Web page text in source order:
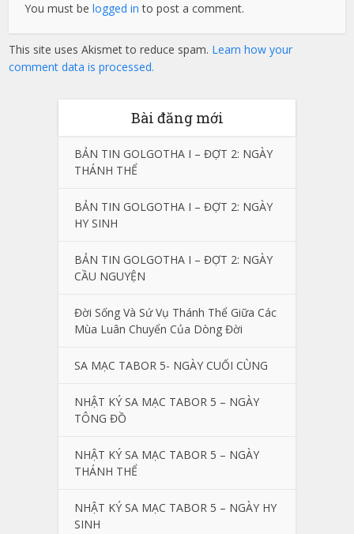
You must belogged in to post a comment.
This site uses Akismet to reduce spam. Learn how your
comment data is processed.
Bài đăng mới
BẢN TIN GOLGOTHA I – ĐỢT 2: NGÀY
THÁNH THỂ
BẢN TIN GOLGOTHA I – ĐỢT 2: NGÀY
HY SINH
BẢN TIN GOLGOTHA I – ĐỢT 2: NGÀY
CẦU NGUYỆN
Đời Sống Và Sứ Vụ Thánh Thể Giữa Các
Mùa Luân Chuyển Của Dòng Đời
SA MẠC TABOR 5- NGÀY CUỐI CÙNG
NHẬT KÝ SA MẠC TABOR 5 – NGÀY
TÔNG ĐỒ
NHẬT KÝ SA MẠC TABOR 5 – NGÀY
THÁNH THỂ
NHẬT KÝ SA MẠC TABOR 5 – NGÀY HY
SINH